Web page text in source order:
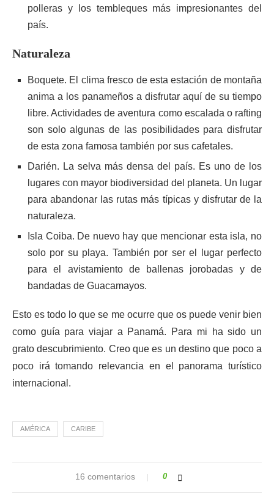
polleras y los tembleques más impresionantes del
país.
Naturaleza
Boquete. El clima fresco de esta estación de montaña
anima a los panameños a disfrutar aquí de su tiempo
libre. Actividades de aventura como escalada o rafting
son solo algunas de las posibilidades para disfrutar
de esta zona famosa también por sus cafetales.
Darién. La selva más densa del país. Es uno de los
lugares con mayor biodiversidad del planeta. Un lugar
para abandonar las rutas más típicas y disfrutar de la
naturaleza.
Isla Coiba. De nuevo hay que mencionar esta isla, no
solo por su playa. También por ser el lugar perfecto
para el avistamiento de ballenas jorobadas y de
bandadas de Guacamayos.
Esto es todo lo que se me ocurre que os puede venir bien
como guía para viajar a Panamá. Para mi ha sido un
grato descubrimiento. Creo que es un destino que poco a
poco irá tomando relevancia en el panorama turístico
internacional.
AMÉRICA CARIBE
16 comentarios 0